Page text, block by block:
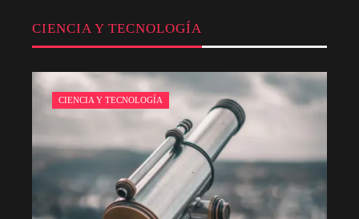
CIENCIA Y TECNOLOGÍA
CIENCIA Y TECNOLOGÍA